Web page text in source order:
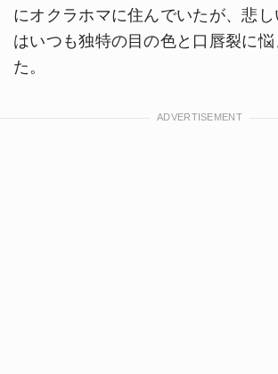
にオクラホマに住んでいたが、悲
はいつも独特の目の色と口唇裂に
た。